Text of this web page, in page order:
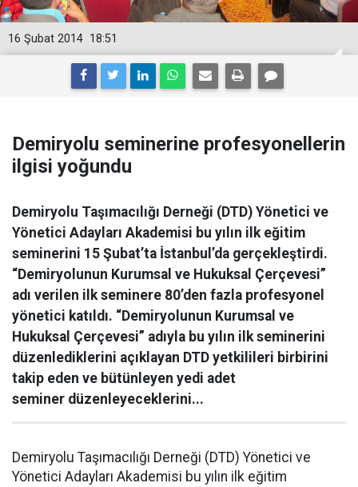
18:51
16 Şubat 2014
Demiryolu seminerine profesyonellerin
ilgisi yoğundu
Demiryolu Taşımacılığı Derneği (DTD) Yönetici ve
Yönetici Adayları Akademisi bu yılın ilk eğitim
seminerini 15 Şubat’ta İstanbul’da gerçekleştirdi.
“Demiryolunun Kurumsal ve Hukuksal Çerçevesi”
adı verilen ilk seminere 80’den fazla profesyonel
yönetici katıldı. “Demiryolunun Kurumsal ve
Hukuksal Çerçevesi” adıyla bu yılın ilk seminerini
düzenlediklerini açıklayan DTD yetkilileri birbirini
takip eden ve bütünleyen yedi adet
seminer düzenleyeceklerini...
Demiryolu Taşımacılığı Derneği (DTD) Yönetici ve
Yönetici Adayları Akademisi bu yılın ilk eğitim